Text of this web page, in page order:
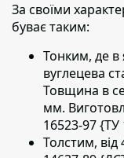
За своїми
буває таким:
Тонким, де в
вуглецева
Товщина в
мм.
16523-97 {ТУ
Толстим,